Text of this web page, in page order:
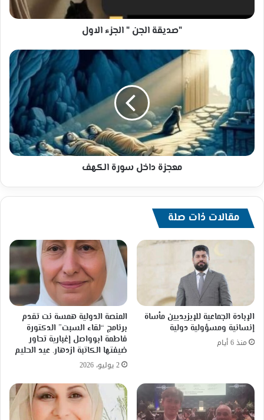
"صديقة الجن " الجزء الاول
معجزة
داخل
سورة
الكهف
معجزة داخل سورة الكهف
مقالات ذات صلة
الإبادة الجماعية للإيزيديين مأساة
إنسانية ومسؤولية دولية
منذ 6 أيام
المنصة الدولية همسة نت تقدم
برنامج “لقاء السبت” الدكتورة
فاطمة ابوواصل إغبارية تحاور
ضيفتها الكاتبة ازدهار. عيد الحليم
2 يوليو، 2026